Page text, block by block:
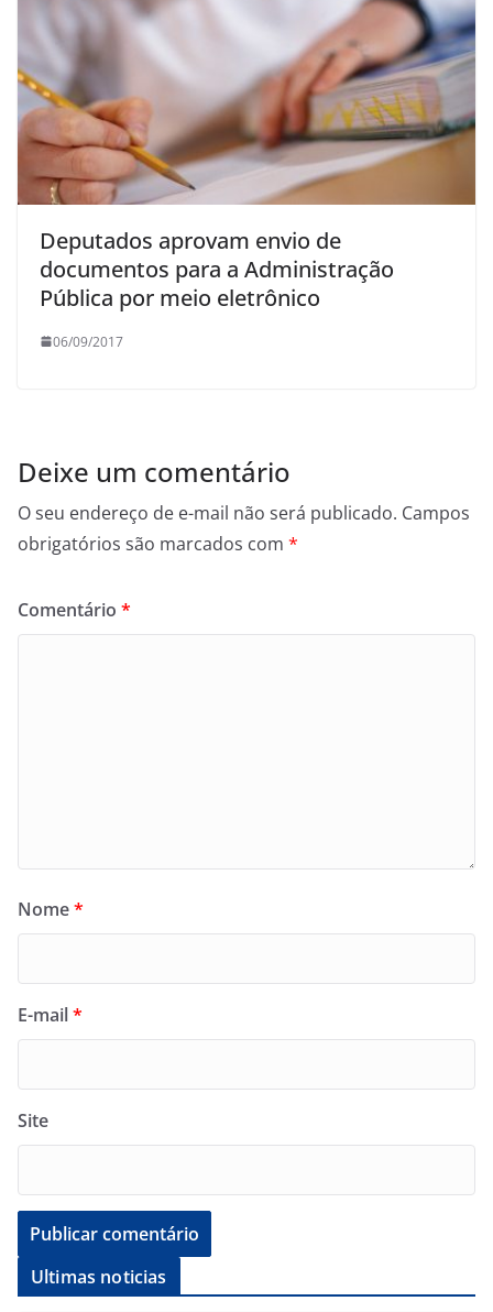
Deputados aprovam envio de
documentos para a Administração
Pública por meio eletrônico
06/09/2017
Deixe um comentário
O seu endereço de e-mail não será publicado. Campos
obrigatórios são marcados com *
Comentário *
Nome*
E-mail*
Site
Ultimas noticias